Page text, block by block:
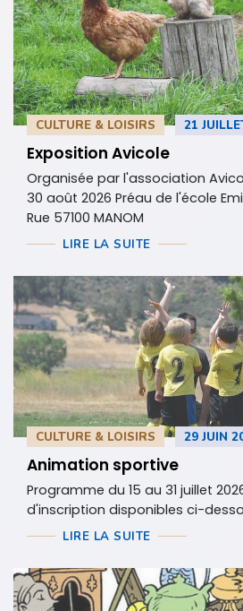
CULTURE & LOISIRS 21
Exposition Avicole
Organisée par l'association
30 août 2026 Préau de l'école
Rue 57100 MANOM
LIRE LA SUITE
CULTURE & LOISIRS 29 JUIN
Animation sportive
Programme du 15 au 31 juillet
d'inscription disponibles ci-
LIRE LA SUITE